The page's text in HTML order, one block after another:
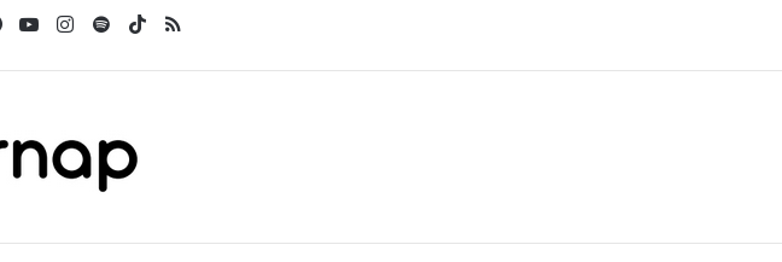
FacebookYouTubeInstagram
SpotifyTikTok